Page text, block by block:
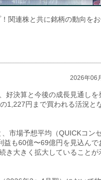
関連株と共に銘柄の動向をお
2026年06
好決算と今後の成長見通しを
1,227円まで買われる活況と
市場予想平均（QUICKコン
益も60億〜69億円を見込んで
き大きく拡大していることが